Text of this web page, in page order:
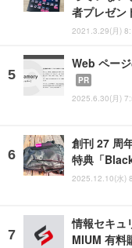
者プレゼン
2021.3.29(月)
Web ペー
PR
2025.6.30(月)
創刊 27 周
特典「
2025.12.10(水)
情報セキュ
MIUM 有料